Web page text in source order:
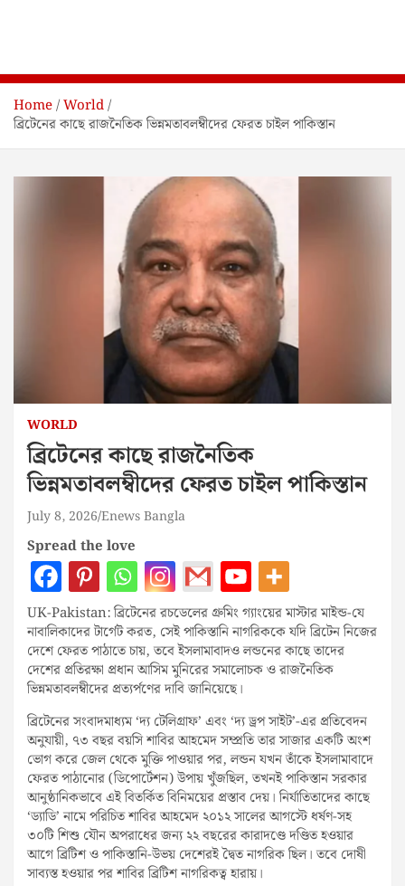
Home World
ব্রিটেনের কাছে রাজনৈতিক ভিন্নমতাবলম্বীদের ফেরত চাইল পাকিস্তান
WORLD
ব্রিটেনের কাছে রাজনৈতিক
ভিন্নমতাবলম্বীদের ফেরত চাইল পাকিস্তান
July 8, 2026 Enews Bangla
Spread the love
UK-Pakistan: ব্রিটেনের রচডেলের গ্রুমিং গ্যাংয়ের মাস্টার মাইন্ড-যে
নাবালিকাদের টার্গেট করত, সেই পাকিস্তানি নাগরিককে যদি ব্রিটেন নিজের
দেশে ফেরত পাঠাতে চায়, তবে ইসলামাবাদও লন্ডনের কাছে তাদের
দেশের প্রতিরক্ষা প্রধান আসিম মুনিরের সমালোচক ও রাজনৈতিক
ভিন্নমতাবলম্বীদের প্রত্যর্পণের দাবি জানিয়েছে।
ব্রিটেনের সংবাদমাধ্যম ‘দ্য টেলিগ্রাফ’ এবং ‘দ্য ড্রপ সাইট’-এর প্রতিবেদন
অনুযায়ী, ৭৩ বছর বয়সি শাবির আহমেদ সম্প্রতি তার সাজার একটি অংশ
ভোগ করে জেল থেকে মুক্তি পাওয়ার পর, লন্ডন যখন তাঁকে ইসলামাবাদে
ফেরত পাঠানোর (ডিপোর্টেশন) উপায় খুঁজছিল, তখনই পাকিস্তান সরকার
আনুষ্ঠানিকভাবে এই বিতর্কিত বিনিময়ের প্রস্তাব দেয়। নির্যাতিতাদের কাছে
‘ড্যাডি’ নামে পরিচিত শাবির আহমেদ ২০১২ সালের আগস্টে ধর্ষণ-সহ
৩০টি শিশু যৌন অপরাধের জন্য ২২ বছরের কারাদণ্ডে দণ্ডিত হওয়ার
আগে ব্রিটিশ ও পাকিস্তানি-উভয় দেশেরই দ্বৈত নাগরিক ছিল। তবে দোষী
সাব্যস্ত হওয়ার পর শাবির ব্রিটিশ নাগরিকত্ব হারায়।